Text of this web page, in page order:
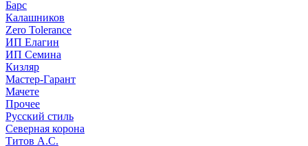
Барс
Калашников
Zero Tolerance
ИП Елагин
ИП Семина
Кизляр
Мастер-Гарант
Мачете
Прочее
Русский стиль
Северная корона
Титов А.С.